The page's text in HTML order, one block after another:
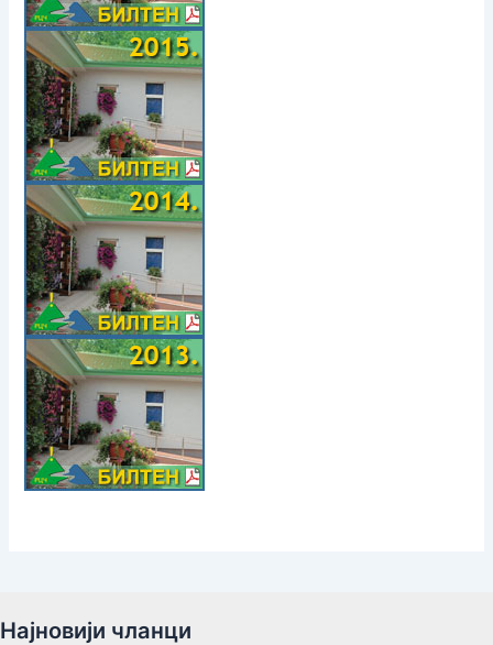
Најновији чланци